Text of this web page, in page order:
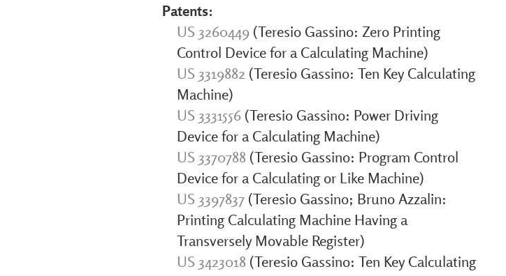
Patents:
US 3260449 (Teresio Gassino: Zero Printing
Control Device for a Calculating Machine)
US 3319882 (Teresio Gassino: Ten Key Calculating
Machine)
US 3331556 (Teresio Gassino: Power Driving
Device for a Calculating Machine)
US 3370788 (Teresio Gassino: Program Control
Device for a Calculating or Like Machine)
US 3397837 (Teresio Gassino; Bruno Azzalin:
Printing Calculating Machine Having a
Transversely Movable Register)
US 3423018 (Teresio Gassino: Ten Key Calculating